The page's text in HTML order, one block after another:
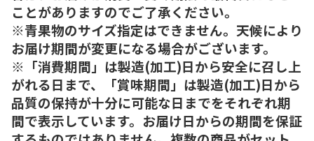
ことがありますのでご了承ください。
※青果物のサイズ指定はできません。天候により
お届け期間が変更になる場合がございます。
※「消費期間」は製造(加工)日から安全に召し上
がれる日まで、「賞味期間」は製造(加工)日から
品質の保持が十分に可能な日までをそれぞれ期
間で表示しています。お届け日からの期間を保証